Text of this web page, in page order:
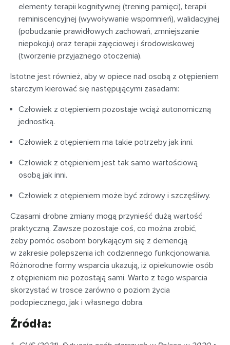
elementy terapii kognitywnej (trening pamięci), terapii
reminiscencyjnej (wywoływanie wspomnień), walidacyjnej
(pobudzanie prawidłowych zachowań, zmniejszanie
niepokoju) oraz terapii zajęciowej i środowiskowej
(tworzenie przyjaznego otoczenia).
Istotne jest również, aby w opiece nad osobą z otępieniem
starczym kierować się następującymi zasadami:
Człowiek z otępieniem pozostaje wciąż autonomiczną
jednostką.
Człowiek z otępieniem ma takie potrzeby jak inni.
Człowiek z otępieniem jest tak samo wartościową
osobą jak inni.
Człowiek z otępieniem może być zdrowy i szczęśliwy.
Czasami drobne zmiany mogą przynieść dużą wartość
praktyczną. Zawsze pozostaje coś, co można zrobić,
żeby pomóc osobom borykającym się z demencją
w zakresie polepszenia ich codziennego funkcjonowania.
Różnorodne formy wsparcia ukazują, iż opiekunowie osób
z otępieniem nie pozostają sami. Warto z tego wsparcia
skorzystać w trosce zarówno o poziom życia
podopiecznego, jak i własnego dobra.
Źródła: